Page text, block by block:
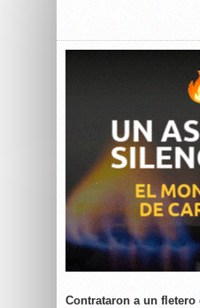
Contrataron a un